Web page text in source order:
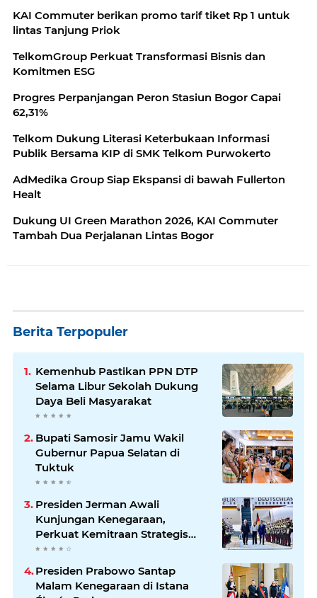
KAI Commuter berikan promo tarif tiket Rp 1 untuk
lintas Tanjung Priok
TelkomGroup Perkuat Transformasi Bisnis dan
Komitmen ESG
Progres Perpanjangan Peron Stasiun Bogor Capai
62,31%
Telkom Dukung Literasi Keterbukaan Informasi
Publik Bersama KIP di SMK Telkom Purwokerto
AdMedika Group Siap Ekspansi di bawah Fullerton
Healt
Dukung UI Green Marathon 2026, KAI Commuter
Tambah Dua Perjalanan Lintas Bogor
Berita Terpopuler
Kemenhub Pastikan PPN DTP
Selama Libur Sekolah Dukung
Daya Beli Masyarakat
Bupati Samosir Jamu Wakil
Gubernur Papua Selatan di
Tuktuk
Presiden Jerman Awali
Kunjungan Kenegaraan,
Perkuat Kemitraan Strategis
Indonesia–Jerman
Presiden Prabowo Santap
Malam Kenegaraan di Istana